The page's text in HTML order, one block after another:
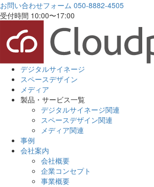
お問い合わせフォーム 050-8882-4505
受付時間 10:00〜17:00
デジタルサイネージ
スペースデザイン
メディア
製品・サービス一覧
デジタルサイネージ関連
スペースデザイン関連
メディア関連
事例
会社案内
会社概要
企業コンセプト
事業概要